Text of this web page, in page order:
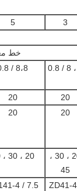
3
5
خط
8،8 / 0.8
20
20
20
20
20 ، 30 ،
45
20 ، 30 ، 40
ZD41-
4 / 7.5